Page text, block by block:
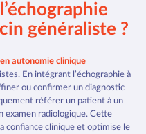
généraliste ?
autonomie clinique
En intégrant l’échographie à
ou confirmer un diagnostic
référer un patient à un
examen radiologique. Cette
confiance clinique et optimise le